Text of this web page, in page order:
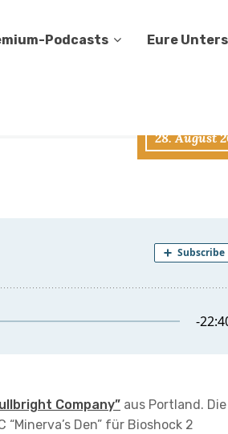
Podcasts Eure
28. August
Company” aus Portland. Die
Den” für Bioshock 2